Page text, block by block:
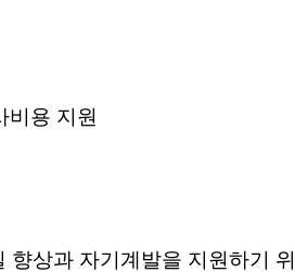
용 지원
상과 자기계발을 지원하기 위